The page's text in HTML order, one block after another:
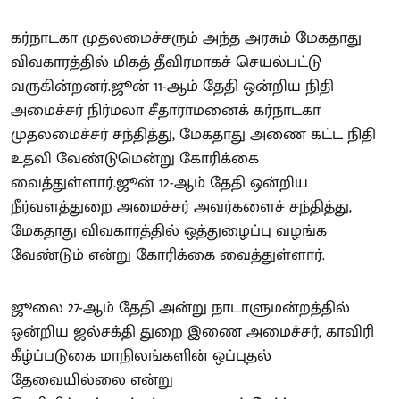
கர்நாடகா முதலமைச்சரும் அந்த அரசும் மேகதாது
விவகாரத்தில் மிகத் தீவிரமாகச் செயல்பட்டு
வருகின்றனர்.ஜூன் 11-ஆம் தேதி ஒன்றிய நிதி
அமைச்சர் நிர்மலா சீதாராமனைக் கர்நாடகா
முதலமைச்சர் சந்தித்து, மேகதாது அணை கட்ட நிதி
உதவி வேண்டுமென்று கோரிக்கை
வைத்துள்ளார்.ஜூன் 12-ஆம் தேதி ஒன்றிய
நீர்வளத்துறை அமைச்சர் அவர்களைச் சந்தித்து,
மேகதாது விவகாரத்தில் ஒத்துழைப்பு வழங்க
வேண்டும் என்று கோரிக்கை வைத்துள்ளார்.
ஜூலை 27-ஆம் தேதி அன்று நாடாளுமன்றத்தில்
ஒன்றிய ஜல்சக்தி துறை இணை அமைச்சர், காவிரி
கீழ்ப்படுகை மாநிலங்களின் ஒப்புதல்
தேவையில்லை என்று